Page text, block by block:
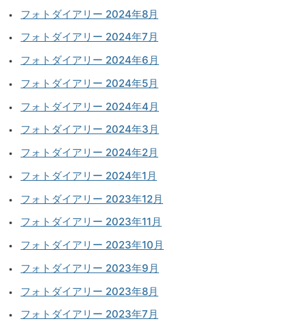
フォトダイアリー 2024年8月
フォトダイアリー 2024年7月
フォトダイアリー 2024年6月
フォトダイアリー 2024年5月
フォトダイアリー 2024年4月
フォトダイアリー 2024年3月
フォトダイアリー 2024年2月
フォトダイアリー 2024年1月
フォトダイアリー 2023年12月
フォトダイアリー 2023年11月
フォトダイアリー 2023年10月
フォトダイアリー 2023年9月
フォトダイアリー 2023年8月
フォトダイアリー 2023年7月